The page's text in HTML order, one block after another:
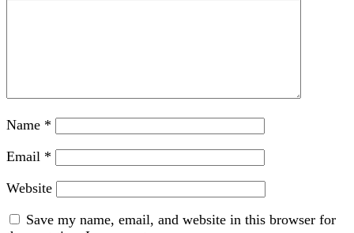
Name *
Email *
Website
Save my name, email, and website in this browser for